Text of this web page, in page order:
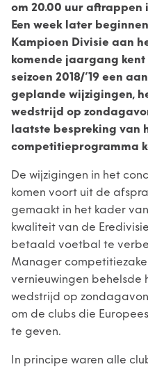
om 20.00 uur aftrappen
Een week later
Kampioen Divisie aan
komende jaargang
seizoen 2018/’19 een
geplande wijzigingen,
wedstrijd op
laatste bespreking van
competitieprogramma
De wijzigingen in het
komen voort uit de
gemaakt in het kader
kwaliteit van de
betaald voetbal te
Manager
vernieuwingen behelsde
wedstrijd op
om de clubs die
te geven.
In principe waren alle